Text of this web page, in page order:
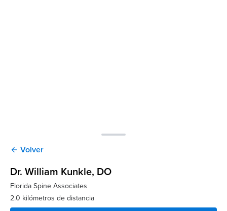
arrow_back Volver
Dr. William Kunkle, DO
Florida Spine Associates
2.0 kilómetros de distancia